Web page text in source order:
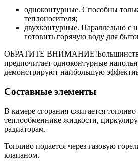
одноконтурные. Способны
теплоносителя;
двухконтурные. Параллельно с
готовить горячую воду для
ОБРАТИТЕ ВНИМАНИЕ!Большинство
предпочитает одноконтурные
демонстрируют наибольшую
Составные элементы
В камере сгорания сжигается топливо
теплообменнике жидкости,
радиаторам.
Топливо подается через газовую
клапаном.